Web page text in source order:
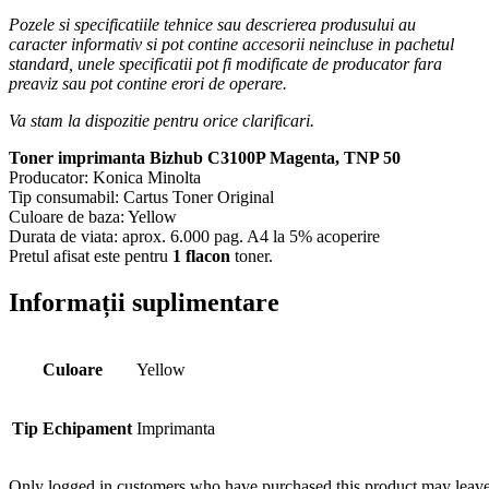
Pozele si specificatiile tehnice sau descrierea produsului au
caracter informativ si pot contine accesorii neincluse in pachetul
standard, unele specificatii pot fi modificate de producator fara
preaviz sau pot contine erori de operare.
Va stam la dispozitie pentru orice clarificari.
Toner imprimanta Bizhub C3100P Magenta, TNP 50
Producator: Konica Minolta
Tip consumabil: Cartus Toner Original
Culoare de baza: Yellow
Durata de viata: aprox. 6.000 pag. A4 la 5% acoperire
Pretul afisat este pentru 1 flacon toner.
Informații suplimentare
Culoare Yellow
Tip Echipament Imprimanta